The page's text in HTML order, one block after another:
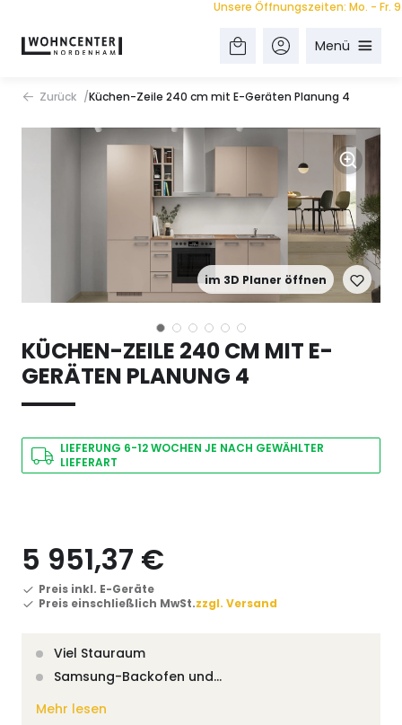
Unsere Öffnungszeiten: Mo. - Fr.
Menü
Zurück Küchen-Zeile 240 cm mit E-Geräten Planung 4
im 3D Planer öffnen
KÜCHEN-ZEILE 240 CM MIT E-
GERÄTEN PLANUNG 4
LIEFERUNG 6-12 WOCHEN JE NACH GEWÄHLTER
LIEFERART
5 951,37 €
Preis inkl. E-Geräte
Preis einschließlich MwSt.zzgl. Versand
Viel Stauraum
Samsung-Backofen und…
Mehr lesen